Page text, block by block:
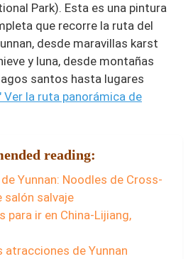
Park). Esta es una pintura
que recorre la ruta del
desde maravillas karst
y luna, desde montañas
santos hasta lugares
Ver la ruta panorámica de
reading:
Yunnan: Noodles de Cross-
salón salvaje
para ir en China-Lijiang,
atracciones de Yunnan